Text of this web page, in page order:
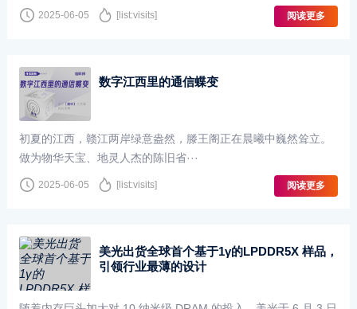
个可配置的高侧/低侧输出和 2 个高侧输出，采用 ···
2025-06-05 [list:visits] 阅读更多
数字江西里的通信蝶变
初夏的江西，赣江两岸绿意盎然，滕王阁正在晨曦中巍然耸立。
做为物华天宝、地灵人杰的陈旧省···
2025-06-05 [list:visits] 阅读更多
美光出货全球首个基于1γ的LPDDR5X 样品，
引领行业最薄的设计